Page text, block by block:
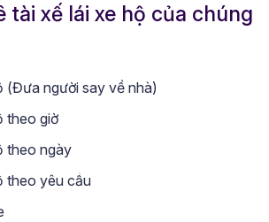
tài xế lái xe hộ của chúng
(Đưa người say về nhà)
theo giờ
theo ngày
theo yêu cầu